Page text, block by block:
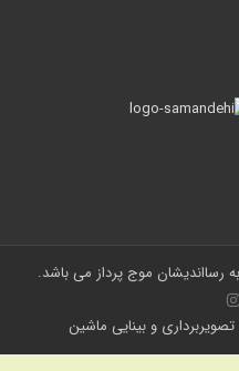
موج پرداز می باشد.
و بینایی ماشین